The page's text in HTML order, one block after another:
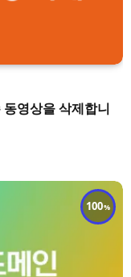
영상을 삭제합니
100